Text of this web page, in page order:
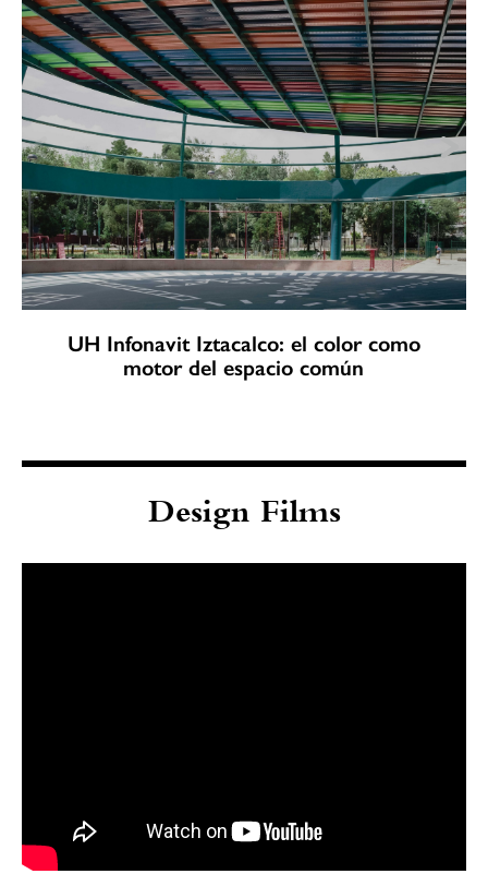
UH Infonavit Iztacalco: el color como
motor del espacio común
Design Films